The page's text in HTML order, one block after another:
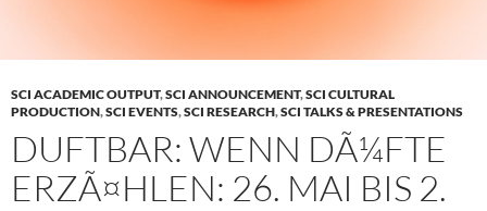
SCI ACADEMIC OUTPUT,SCI ANNOUNCEMENT,SCI CULTURAL
PRODUCTION,SCI EVENTS,SCI RESEARCH,SCI TALKS & PRESENTATIONS
DUFTBAR: WENN DÃ¼FTE
ERZÃ¤HLEN: 26. MAI BIS 2.